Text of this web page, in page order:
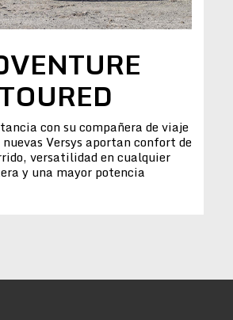
TOURED
con su compañera de viaje
Versys aportan confort de
versatilidad en cualquier
y una mayor potencia